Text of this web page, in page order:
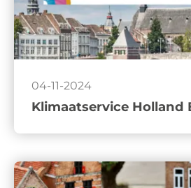
04-11-2024
Klimaatservice Holland